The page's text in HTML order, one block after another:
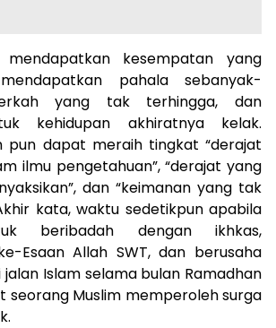
mendapatkan kesempatan yang
pahala sebanyak-
yang tak terhingga, dan
kehidupan akhiratnya kelak.
pun dapat meraih tingkat “derajat
ilmu pengetahuan”, “derajat yang
dan “keimanan yang tak
kata, waktu sedetikpun apabila
beribadah dengan ikhkas,
Esaan Allah SWT, dan berusaha
Islam selama bulan Ramadhan
seorang Muslim memperoleh surga